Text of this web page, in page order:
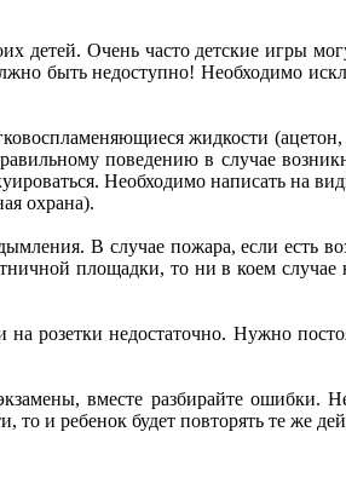
детей. Очень часто детские игры
быть недоступно! Необходимо
жидкости
поведению в случае
Необходимо написать на
охрана).
В случае пожара, если есть
площадки, то ни в коем случае
розетки недостаточно. Нужно
вместе разбирайте ошибки.
и ребенок будет повторять те же